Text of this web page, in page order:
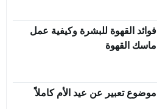
فوائد القهوة للبشرة وكيفية عمل
ماسك القهوة
موضوع تعبير عن عيد الأم كاملاً